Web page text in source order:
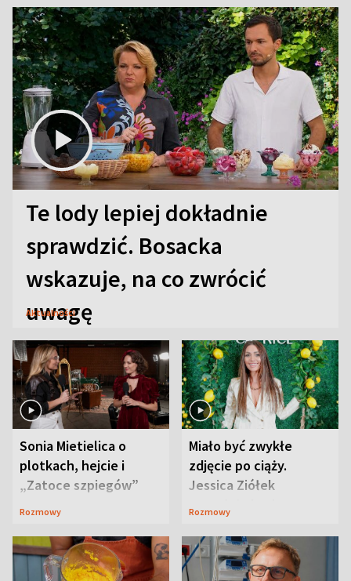
Te lody lepiej dokładnie
sprawdzić. Bosacka
wskazuje, na co zwrócić
uwagę
Aktualności
Sonia Mietielica o
plotkach, hejcie i
„Zatoce szpiegów”
Rozmowy
Miało być zwykłe
zdjęcie po ciąży.
Jessica Ziółek
wywołała lawinę
Rozmowy